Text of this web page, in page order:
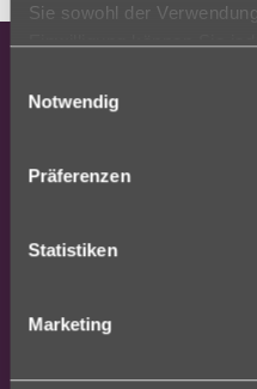
Sie sowohl der
Einwilligung können Sie
Informationen finden Sie in
Notwendig
Präferenzen
Statistiken
Marketing
Charleston
Presse
Impressum
Vollstationäre Pflege
Verhinderungspflege